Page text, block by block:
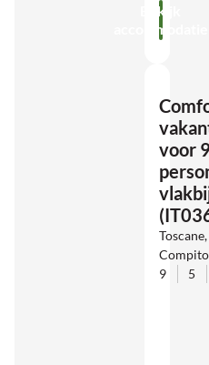
Bekijk
accommodatie
voor 9
Compito
9
5